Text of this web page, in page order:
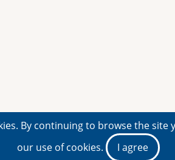
By continuing to browse the site
our use of cookies.
I agree